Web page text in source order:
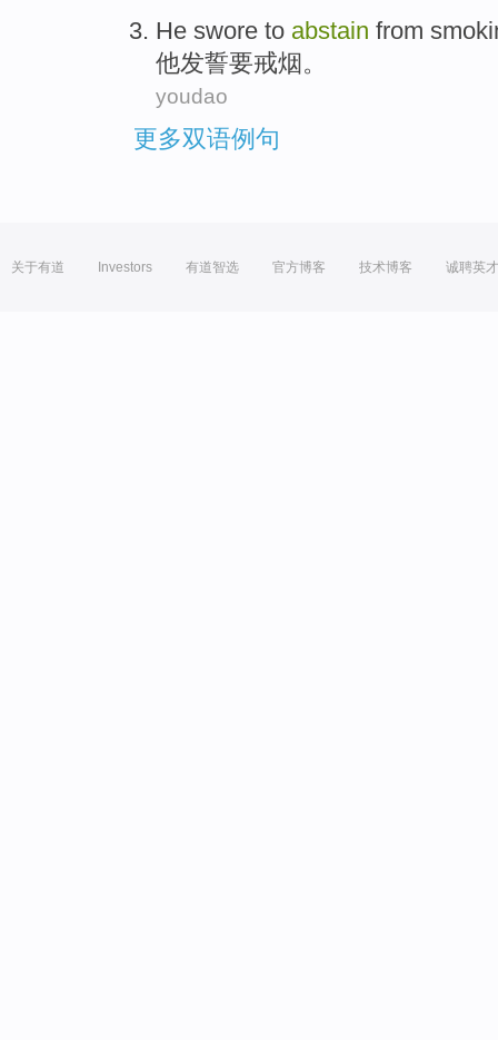
He swore to abstain from
他发誓要戒烟。
youdao
更多双语例句
关于有道 Investors 有道智选 官方博客 技术博客 诚聘英才